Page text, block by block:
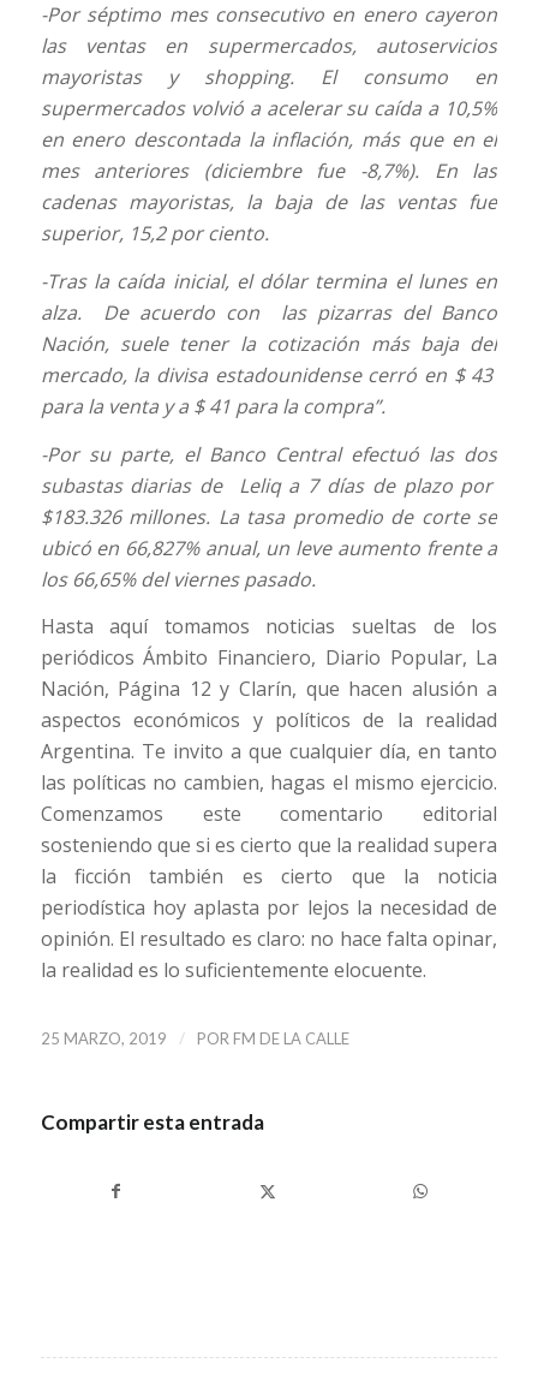
-Por séptimo mes consecutivo en enero cayeron
las ventas en supermercados, autoservicios
mayoristas y shopping. El consumo en
supermercados volvió a acelerar su caída a 10,5%
en enero descontada la inflación, más que en el
mes anteriores (diciembre fue -8,7%). En las
cadenas mayoristas, la baja de las ventas fue
superior, 15,2 por ciento.
-Tras la caída inicial, el dólar termina el lunes en
alza. De acuerdo con las pizarras del Banco
Nación, suele tener la cotización más baja del
mercado, la divisa estadounidense cerró en $ 43
para la venta y a $ 41 para la compra”.
-Por su parte, el Banco Central efectuó las dos
subastas diarias de Leliq a 7 días de plazo por
$183.326 millones. La tasa promedio de corte se
ubicó en 66,827% anual, un leve aumento frente a
los 66,65% del viernes pasado.
Hasta aquí tomamos noticias sueltas de los
periódicos Ámbito Financiero, Diario Popular, La
Nación, Página 12 y Clarín, que hacen alusión a
aspectos económicos y políticos de la realidad
Argentina. Te invito a que cualquier día, en tanto
las políticas no cambien, hagas el mismo ejercicio.
Comenzamos este comentario editorial
sosteniendo que si es cierto que la realidad supera
la ficción también es cierto que la noticia
periodística hoy aplasta por lejos la necesidad de
opinión. El resultado es claro: no hace falta opinar,
la realidad es lo suficientemente elocuente.
25 MARZO, 2019 / POR FM DE LA CALLE
Compartir esta entrada